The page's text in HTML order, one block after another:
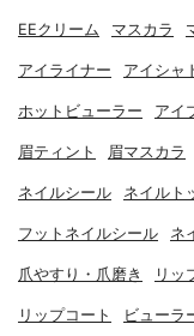
EEクリーム マスカラ
アイライナー アイシャ
ホットビューラー アイ
眉ティント 眉マスカラ
ネイルシール ネイルト
フットネイルシール ネ
爪やすり・爪磨き リッ
リップコート ビューラ